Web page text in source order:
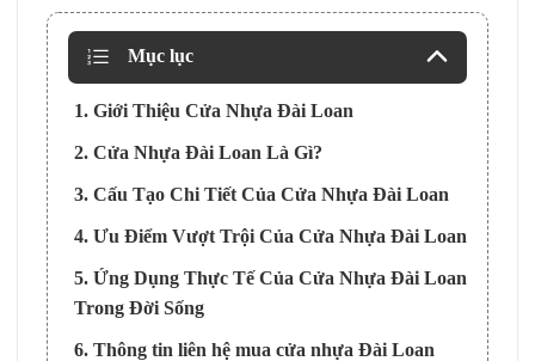
Mục lục
1. Giới Thiệu Cửa Nhựa Đài Loan
2. Cửa Nhựa Đài Loan Là Gì?
3. Cấu Tạo Chi Tiết Của Cửa Nhựa Đài Loan
4. Ưu Điểm Vượt Trội Của Cửa Nhựa Đài Loan
5. Ứng Dụng Thực Tế Của Cửa Nhựa Đài Loan
Trong Đời Sống
6. Thông tin liên hệ mua cửa nhựa Đài Loan